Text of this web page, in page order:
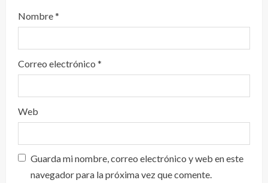
Nombre*
Correo electrónico *
Web
Guarda mi nombre, correo electrónico y web en este
navegador para la próxima vez que comente.